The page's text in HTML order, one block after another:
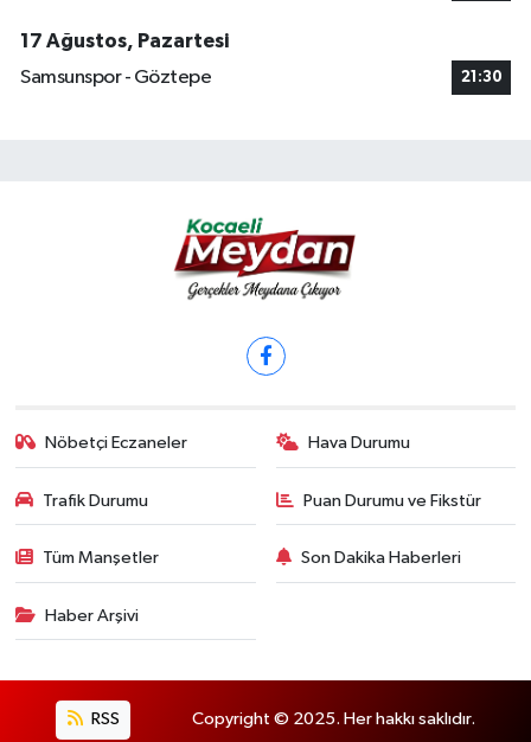
17 Ağustos, Pazartesi
Samsunspor - Göztepe
21:30
Nöbetçi Eczaneler Hava Durumu
Trafik Durumu Puan Durumu ve Fikstür
Tüm Manşetler Son Dakika Haberleri
Haber Arşivi
RSS Copyright © 2025. Her hakkı saklıdır.